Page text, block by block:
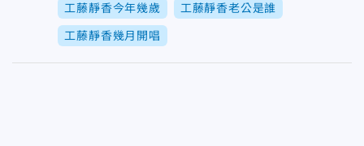
工藤靜香今年幾歲 工藤靜香老公是誰
工藤靜香幾月開唱